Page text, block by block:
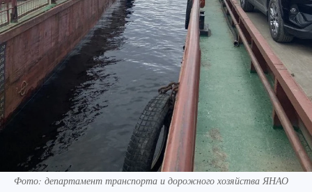
Фото: департамент транспорта и дорожного хозяйства ЯНАО